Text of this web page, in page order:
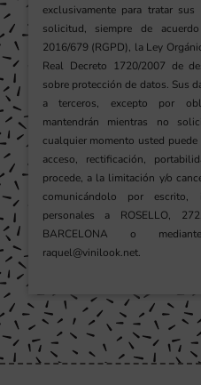
exclusivamente para tratar
solicitud, siempre de
2016/679 (RGPD), la Ley
Real Decreto 1720/2007 de
sobre protección de datos. Sus
a terceros, excepto por
mantendrán mientras no
cualquier momento usted
acceso, rectificación,
procede, a la limitación y/o
comunicándolo por escrito,
personales a ROSELLO,
BARCELONA o
raquel@vinilook.net.